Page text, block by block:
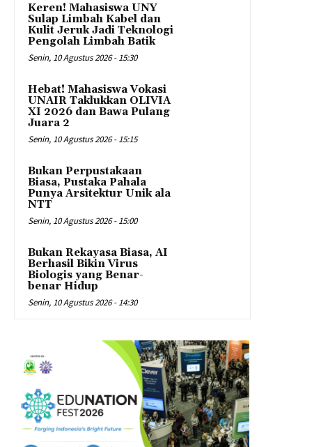
Keren! Mahasiswa UNY
Sulap Limbah Kabel dan
Kulit Jeruk Jadi Teknologi
Pengolah Limbah Batik
Senin, 10 Agustus 2026 - 15:30
Hebat! Mahasiswa Vokasi
UNAIR Taklukkan OLIVIA
XI 2026 dan Bawa Pulang
Juara 2
Senin, 10 Agustus 2026 - 15:15
Bukan Perpustakaan
Biasa, Pustaka Pahala
Punya Arsitektur Unik ala
NTT
Senin, 10 Agustus 2026 - 15:00
Bukan Rekayasa Biasa, AI
Berhasil Bikin Virus
Biologis yang Benar-
benar Hidup
Senin, 10 Agustus 2026 - 14:30